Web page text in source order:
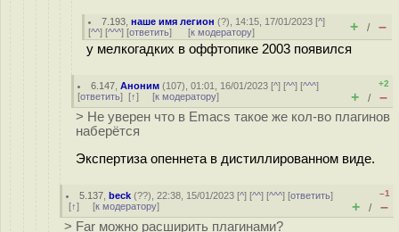
7.193 ,наше имя легион (?), 14:15, 17/01/2023 [^]
[^^] [^^^] [ответить] [к модератору] + / –
у мелкогадких в оффтопике 2003 появился
6.147 ,Аноним (107), 01:01, 16/01/2023 [^] [^^] [^^^]
[ответить] [↑] [к модератору]
+2
+ / –
> Не уверен что в Emacs такое же кол-во плагинов
наберётся
Экспертиза опеннета в дистиллированном виде.
5.137 ,beck (??), 22:38, 15/01/2023 [^] [^^] [^^^] [ответить]
[↑] [к модератору]
–1
+ / –
> Far можно расширить плагинами?